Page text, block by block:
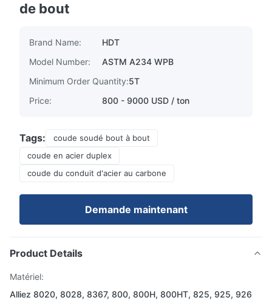
de bout
Brand Name:
HDT
Model Number:
ASTM A234 WPB
Minimum Order Quantity:5T
Price:
800 - 9000 USD / ton
Tags:
coude soudé bout à bout
coude en acier duplex
coude du conduit d'acier au carbone
Demande maintenant
Product Details
Matériel:
Alliez 8020, 8028, 8367, 800, 800H, 800HT, 825, 925, 926